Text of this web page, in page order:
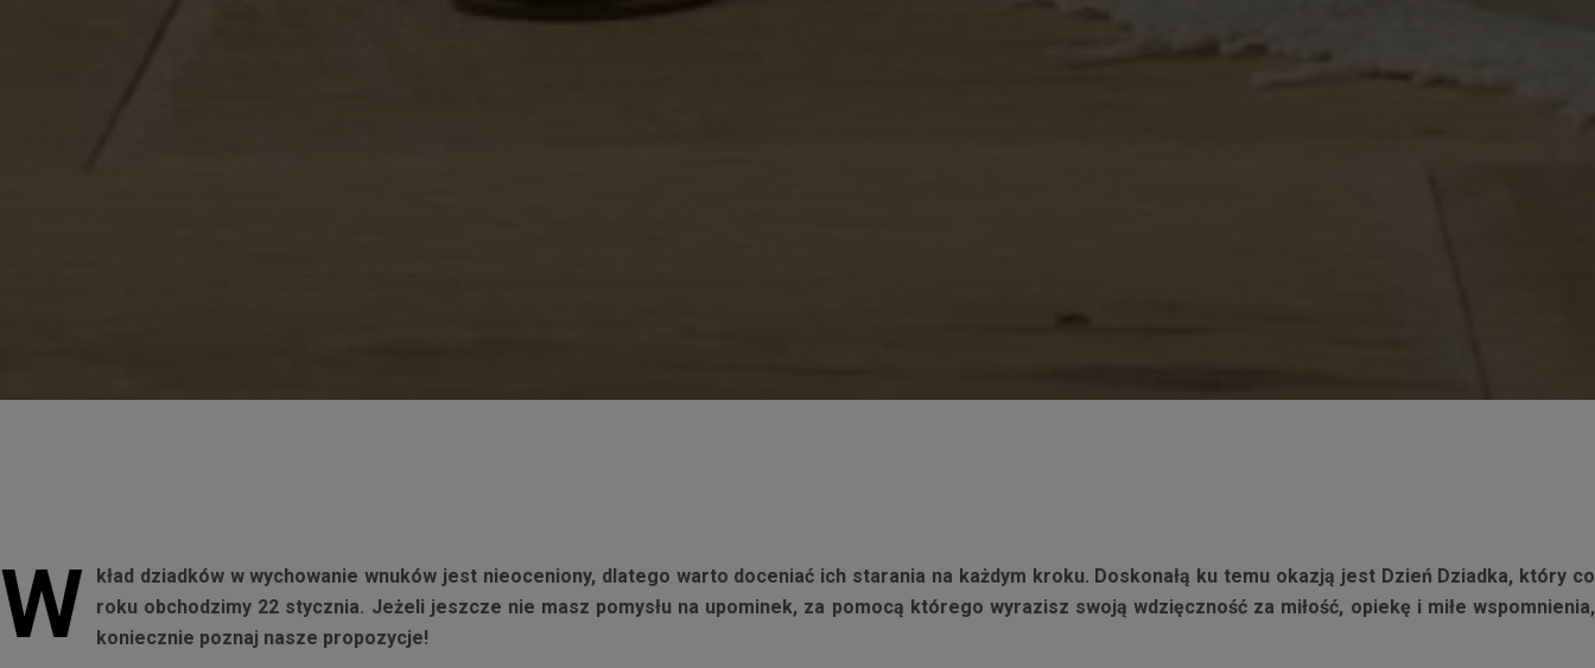
W
kład dziadków w wychowanie wnuków jest nieoceniony, dlatego warto doceniać ich starania na każdym kroku. Doskonałą ku temu okazją jest Dzień Dziadka, który co
roku obchodzimy 22 stycznia. Jeżeli jeszcze nie masz pomysłu na upominek, za pomocą którego wyrazisz swoją wdzięczność za miłość, opiekę i miłe wspomnienia,
koniecznie poznaj nasze propozycje!